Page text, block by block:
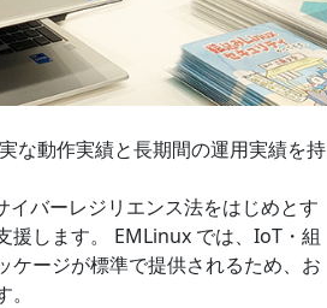
な動作実績と長期間の運用実績を持
バーレジリエンス法をはじめとす
援します。 EMLinux では、IoT・組
ケージが標準で提供されるため、お